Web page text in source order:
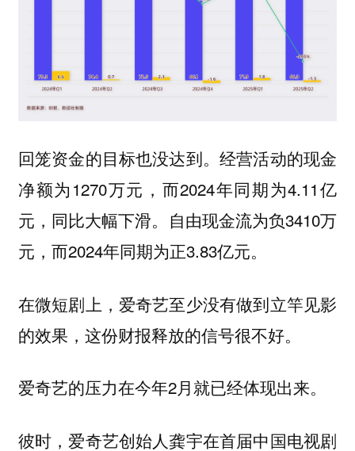
回笼资金的目标也没达到。经营活动的现金
净额为1270万元，而2024年同期为4.11亿
元，同比大幅下滑。自由现金流为负3410万
元，而2024年同期为正3.83亿元。
在微短剧上，爱奇艺至少没有做到立竿见影
的效果，这份财报释放的信号很不好。
爱奇艺的压力在今年2月就已经体现出来。
彼时，爱奇艺创始人龚宇在首届中国电视剧